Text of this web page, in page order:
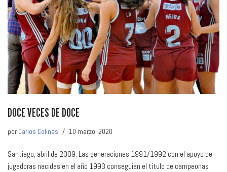
DOCE VECES DE DOCE
por Carlos Colinas 10 marzo, 2020
Santiago, abril de 2009. Las generaciones 1991/1992 con el apoyo de
jugadoras nacidas en el año 1993 conseguían el título de campeonas